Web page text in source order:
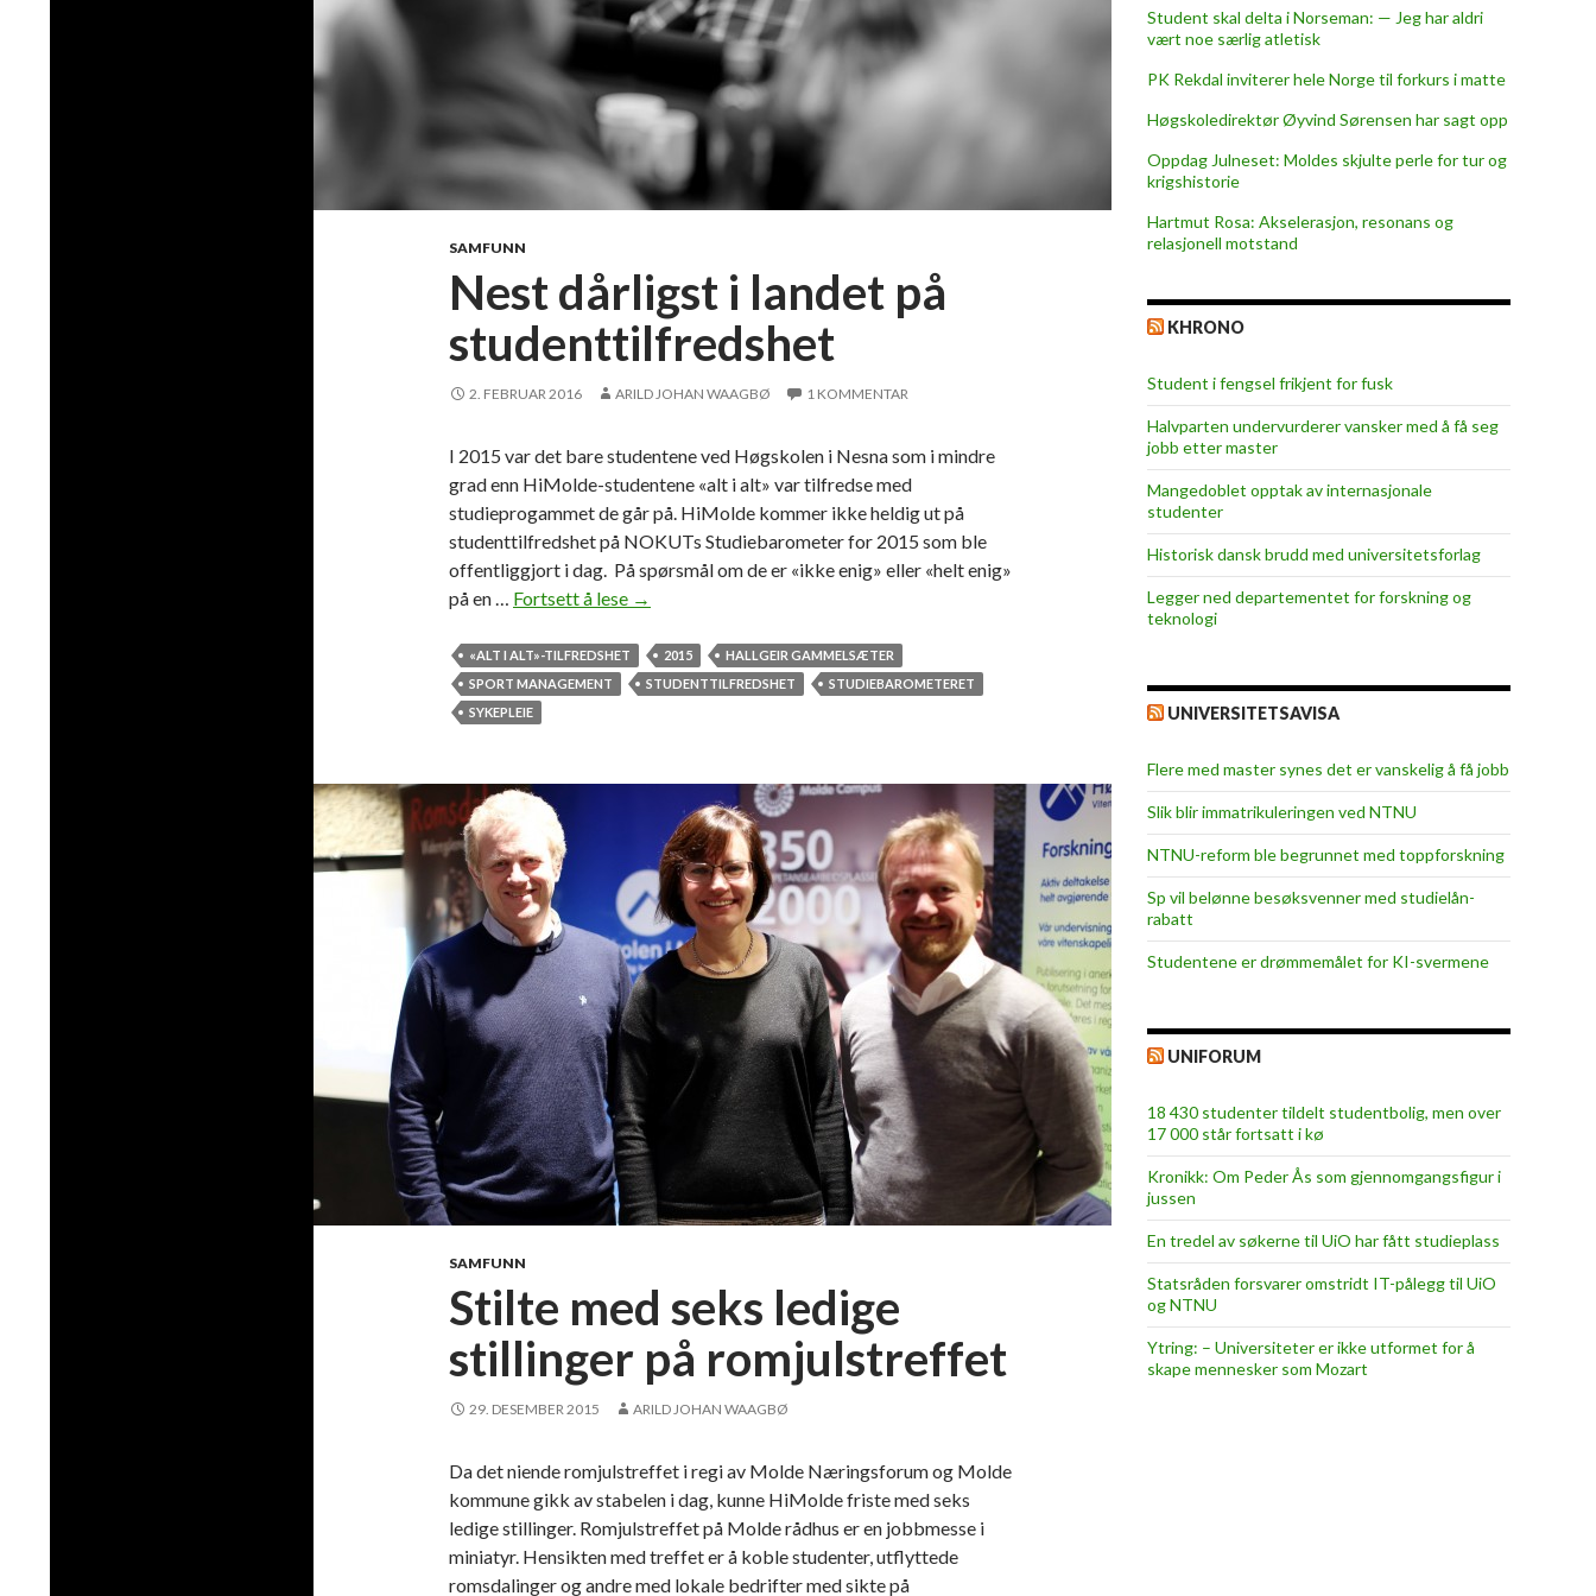
SAMFUNN
Nest dårligst i landet på
studenttilfredshet
2. FEBRUAR 2016 ARILD JOHAN WAAGBØ 1 KOMMENTAR
I 2015 var det bare studentene ved Høgskolen i Nesna som i mindre
grad enn HiMolde-studentene «alt i alt» var tilfredse med
studieprogammet de går på. HiMolde kommer ikke heldig ut på
studenttilfredshet på NOKUTs Studiebarometer for 2015 som ble
offentliggjort i dag. På spørsmål om de er «ikke enig» eller «helt enig»
på en … Fortsett å lese N
t
s
t
i
l
a
n
d
e
t
p
å
s
t
e
f
r
e
d
→
«ALT I ALT»-TILFREDSHET 2015
HALLGEIR GAMMELSÆTER
SPORT MANAGEMENT
STUDENTTILFREDSHET
STUDIEBAROMETERET
SYKEPLEIE
SAMFUNN
Stilte med seks ledige
stillinger på romjulstreffet
29. DESEMBER 2015 ARILD JOHAN WAAGBØ
Da det niende romjulstreffet i regi av Molde Næringsforum og Molde
kommune gikk av stabelen i dag, kunne HiMolde friste med seks
ledige stillinger. Romjulstreffet på Molde rådhus er en jobbmesse i
miniatyr. Hensikten med treffet er å koble studenter, utflyttede
romsdalinger og andre med lokale bedrifter med sikte på
Student skal delta i Norseman: — Jeg har aldri
vært noe særlig atletisk
PK Rekdal inviterer hele Norge til forkurs i matte
Høgskoledirektør Øyvind Sørensen har sagt opp
Oppdag Julneset: Moldes skjulte perle for tur og
krigshistorie
Hartmut Rosa: Akselerasjon, resonans og
relasjonell motstand
KHRONO
Student i fengsel frikjent for fusk
Halvparten undervurderer vansker med å få seg
jobb etter master
Mangedoblet opptak av internasjonale
studenter
Historisk dansk brudd med universitetsforlag
Legger ned departementet for forskning og
teknologi
UNIVERSITETSAVISA
Flere med master synes det er vanskelig å få jobb
Slik blir immatrikuleringen ved NTNU
NTNU-reform ble begrunnet med toppforskning
Sp vil belønne besøksvenner med studielån-
rabatt
Studentene er drømmemålet for KI-svermene
UNIFORUM
18 430 studenter tildelt studentbolig, men over
17 000 står fortsatt i kø
Kronikk: Om Peder Ås som gjennomgangsfigur i
jussen
En tredel av søkerne til UiO har fått studieplass
Statsråden forsvarer omstridt IT-pålegg til UiO
og NTNU
Ytring: – Universiteter er ikke utformet for å
skape mennesker som Mozart